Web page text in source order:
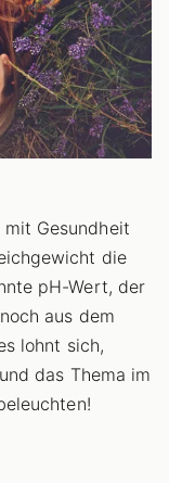
Gesundheit
die
pH-Wert, der
aus dem
lohnt sich,
das Thema im